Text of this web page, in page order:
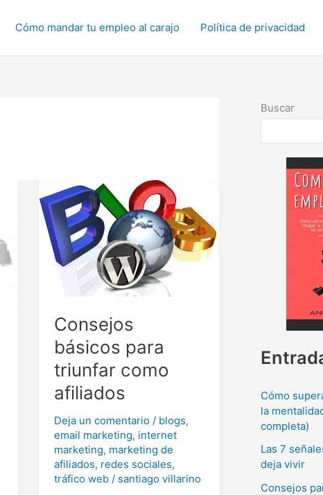
Cómo mandar tu empleo al carajo Política de privacidad
Consejos
básicos para
triunfar como
afiliados
Deja un comentario / blogs,
email marketing, internet
marketing, marketing de
afiliados, redes sociales,
tráfico web / santiago villarino
Buscar
Cómo
la
completa)
Las 7
deja vivir
Consejos